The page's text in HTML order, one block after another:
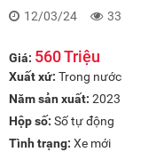
12/03/24 33
Giá: 560 Triệu
Xuất xứ: Trong nước
Năm sản xuất: 2023
Hộp số: Số tự động
Tình trạng: Xe mới